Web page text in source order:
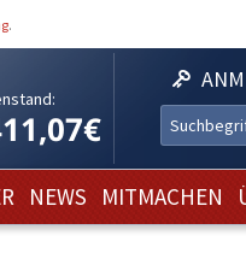
.
NEWS MITMACHEN